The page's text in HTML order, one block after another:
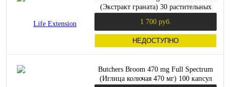
(Экстракт граната) 30 растительных
1 700 руб.
НЕДОСТУПНО
Butchers Broom 470 mg Full Spectrum
(Иглица колючая 470 мг) 100 капсул